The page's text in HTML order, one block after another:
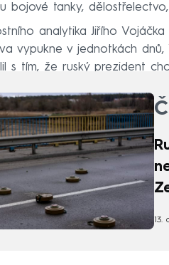
bojové tanky,
analytika Jiřího
vypukne v jednotkách
s tím, že ruský prezident
13.